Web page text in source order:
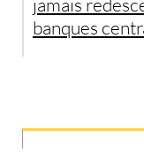
banques